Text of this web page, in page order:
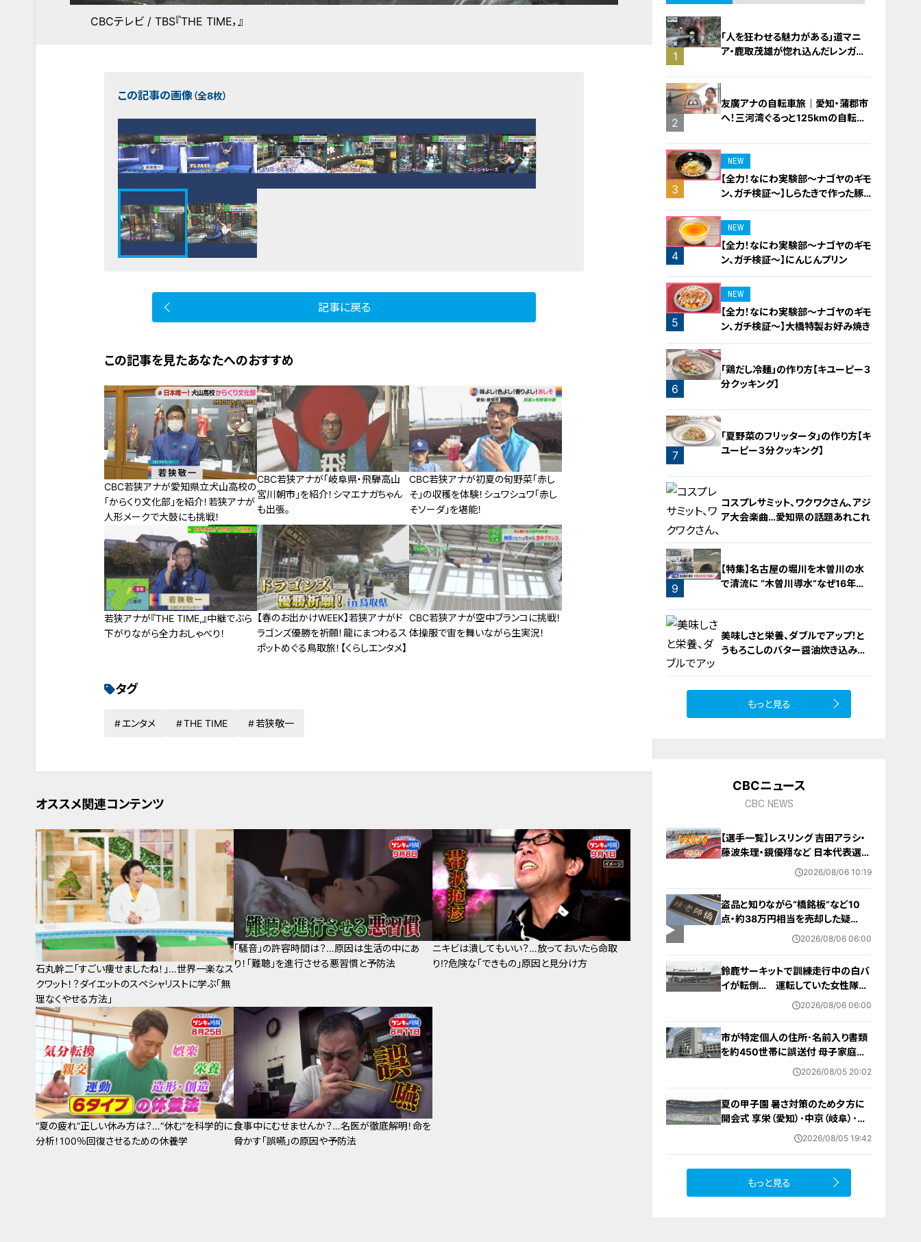
CBCテレビ / TBS『THE TIME，』
この記事の画像（全8枚）
記事に戻る
この記事を見たあなたへのおすすめ
CBC若狭アナが愛知県立犬山高校の
「からくり文化部」を紹介！若狭アナが
人形メークで大鼓にも挑戦！
CBC若狭アナが「岐阜県・飛騨高山
宮川朝市」を紹介！シマエナガちゃん
も出張。
CBC若狭アナが初夏の旬野菜「赤し
そ」の収穫を体験！シュワシュワ「赤し
そソーダ」を堪能！
若狭アナが『THE TIME,』中継でぶら
下がりながら全力おしゃべり！
【春のお出かけWEEK】若狭アナがド
ラゴンズ優勝を祈願！龍にまつわるス
ポットめぐる鳥取旅！【くらしエンタメ】
CBC若狭アナが空中ブランコに挑戦！
体操服で宙を舞いながら生実況！
タグ
エンタメ THE TIME 若狭敬一
オススメ関連コンテンツ
石丸幹二「すごい痩せましたね！」…世界一楽なス
クワット！？ダイエットのスペシャリストに学ぶ「無
理なくやせる方法」
「騒音」の許容時間は？…原因は生活の中にあ
り！「難聴」を進行させる悪習慣と予防法
ニキビは潰してもいい？…放っておいたら命取
り!?危険な「できもの」原因と見分け方
“夏の疲れ”正しい休み方は？…“休む”を科学的に
分析！100％回復させるための休養学
食事中にむせませんか？…名医が徹底解明！命を
脅かす「誤嚥」の原因や予防法
1
「人を狂わせる魅力がある」道マニ
ア・鹿取茂雄が惚れ込んだレンガの
2
友廣アナの自転車旅｜愛知・蒲郡市
へ！三河湾ぐるっと125kmの自転車
3
NEW
【全力！なにわ実験部～ナゴヤのギモ
ン、ガチ検証～】しらたきで作った豚
バラミンチの油そば
4
NEW
【全力！なにわ実験部～ナゴヤのギモ
ン、ガチ検証～】にんじんプリン
5
NEW
【全力！なにわ実験部～ナゴヤのギモ
ン、ガチ検証～】大橋特製お好み焼き
6
「鶏だし冷麺」の作り方【キユーピー３
分クッキング】
7
「夏野菜のフリッタータ」の作り方【キ
ユーピー３分クッキング】
8
コスプレサミット、ワクワクさん、アジ
ア大会楽曲…愛知県の話題あれこれ
9
【特集】名古屋の堀川を木曽川の水
で清流に “木曽川導水”なぜ16年ぶ
美味しさと栄養、ダブルでアップ！と
うもろこしのバター醤油炊き込みご
もっと見る
CBCニュース
CBC NEWS
【選手一覧】レスリング 吉田アラシ・
藤波朱理・鏡優翔など 日本代表選手
【アジア大会 愛知･名古屋 2026】
2026/08/06 10:19
盗品と知りながら“橋銘板”など10
点・約38万円相当を売却した疑
い… 無職の男（63）を逮捕 「知り
2026/08/06 06:00
鈴鹿サーキットで訓練走行中の白バ
イが転倒… 運転していた女性隊員
（20代）が頭を打つなどして重傷
2026/08/06 06:00
市が特定個人の住所･名前入り書類
を約450世帯に誤送付 母子家庭が
医療助成費受ける更新手続きの“見
2026/08/05 20:02
夏の甲子園 暑さ対策のため夕方に
開会式 享栄（愛知）･中京（岐阜）･三
重（三重）の球児たちも晴れやかな表
2026/08/05 19:42
もっと見る